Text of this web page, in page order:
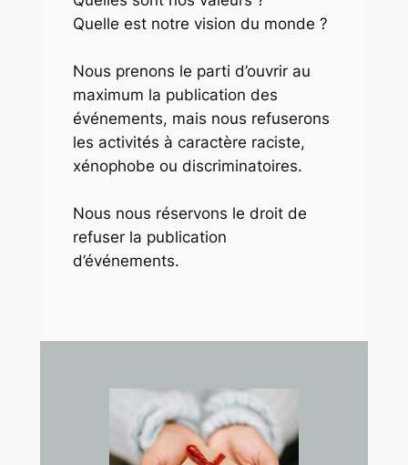
Quelle est notre vision du monde ?
Nous prenons le parti d’ouvrir au
maximum la publication des
événements, mais nous refuserons
les activités à caractère raciste,
xénophobe ou discriminatoires.
Nous nous réservons le droit de
refuser la publication
d’événements.